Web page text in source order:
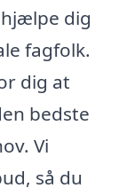
dig
fagfolk.
dig at
bedste
Vi
så du